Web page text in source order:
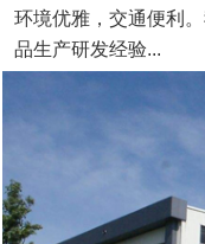
环境优雅，交通便利
品生产研发经验...